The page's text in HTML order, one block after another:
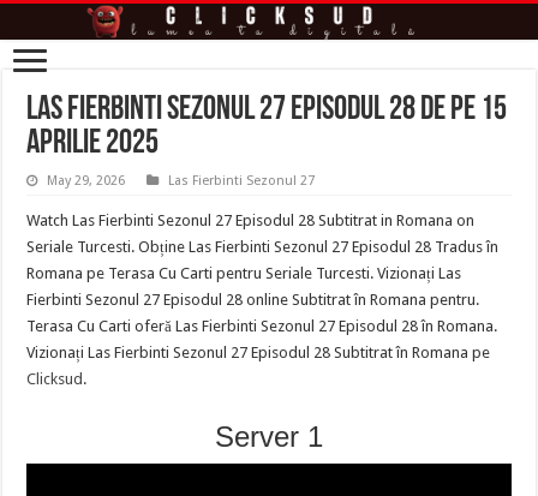
Las Fierbinti Sezonul 27 Episodul 28 de pe 15
Aprilie 2025
May 29, 2026 Las Fierbinti Sezonul 27
Watch Las Fierbinti Sezonul 27 Episodul 28 Subtitrat in Romana on
Seriale Turcesti. Obține Las Fierbinti Sezonul 27 Episodul 28 Tradus în
Romana pe Terasa Cu Carti pentru Seriale Turcesti. Vizionați Las
Fierbinti Sezonul 27 Episodul 28 online Subtitrat în Romana pentru.
Terasa Cu Carti oferă Las Fierbinti Sezonul 27 Episodul 28 în Romana.
Vizionați Las Fierbinti Sezonul 27 Episodul 28 Subtitrat în Romana pe
Clicksud .
Server 1